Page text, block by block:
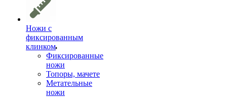
Ножи с
фиксированным
клинком
Фиксированные
ножи
Топоры, мачете
Метательные
ножи